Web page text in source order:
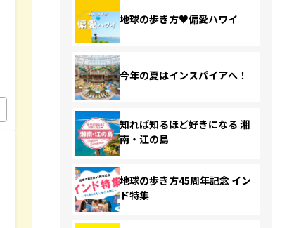
地球の歩き方♥偏愛ハワイ
今年の夏はインスパイアへ！
知れば知るほど好きになる 湘
南・江の島
地球の歩き方45周年記念 イン
ド特集